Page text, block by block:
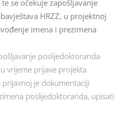
se očekuje zapošljavanje
HRZZ, u projektnoj
imena i prezimena
poslijedoktoranda
vrijeme prijave projekta
je dokumentaciji
poslijedoktoranda, upisati